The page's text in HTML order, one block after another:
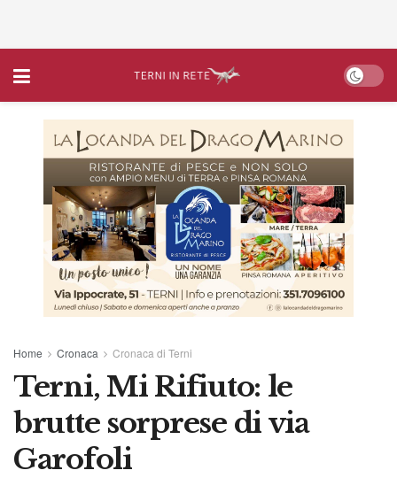
Home Cronaca Cronaca di Terni
Terni, Mi Rifiuto: le
brutte sorprese di via
Garofoli